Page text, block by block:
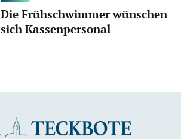
Die Frühschwimmer wünschen
sich Kassenpersonal